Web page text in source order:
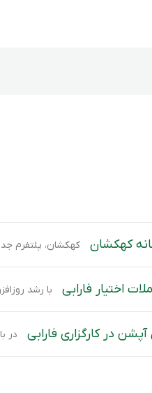
کهکشان کهکشان، پلتفرم جدید اختیار معامله فارابی با امکانات تحلیلی و معاملاتی یکپارچه، بستری فراهم کرده تا
اختیار فارابی با رشد روزافزون معاملات اختیار و افزایش علاقه معامله‌گران حرفه‌ای به ابزارهای
در کارگزاری فارابی در بازارهای مالی، معاملات